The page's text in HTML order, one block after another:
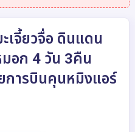
เจี้ยวจื่อ ดินแดน
อก 4 วัน 3คืน
การบินคุนหมิงแอร์